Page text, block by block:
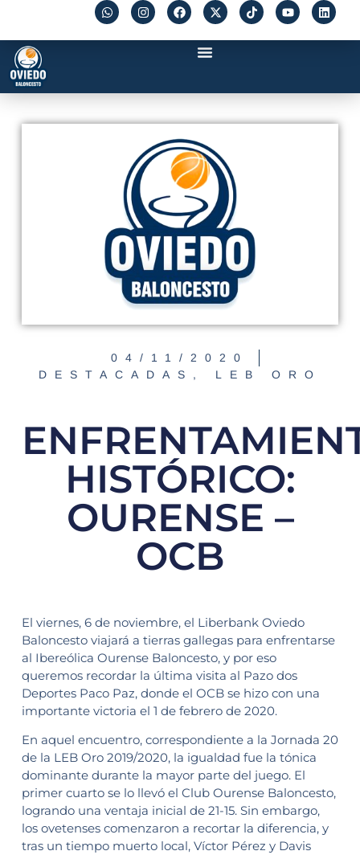
04/11/2020
DESTACADAS , LEB ORO
HISTÓRICO:
OURENSE –
OCB
El viernes, 6 de noviembre, el Liberbank Oviedo
Baloncesto viajará a tierras gallegas para enfrentarse
al Ibereólica Ourense Baloncesto, y por eso
queremos recordar la última visita al Pazo dos
Deportes Paco Paz, donde el OCB se hizo con una
importante victoria el 1 de febrero de 2020.
En aquel encuentro, correspondiente a la Jornada 20
de la LEB Oro 2019/2020, la igualdad fue la tónica
dominante durante la mayor parte del juego. El
primer cuarto se lo llevó el Club Ourense Baloncesto,
logrando una ventaja inicial de 21-15. Sin embargo,
los ovetenses comenzaron a recortar la diferencia, y
tras un tiempo muerto local, Víctor Pérez y Davis